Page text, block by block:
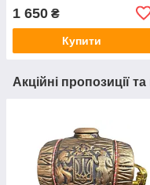
1 650 ₴
Купити
Акційні пропозиції